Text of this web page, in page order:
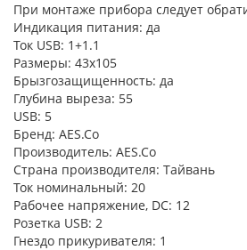
При монтаже прибора следует
Индикация питания: да
Ток USB: 1+1.1
Размеры: 43х105
Брызгозащищенность: да
Глубина выреза: 55
USB: 5
Бренд: AES.Co
Производитель: AES.Co
Страна производителя: Тайвань
Ток номинальный: 20
Рабочее напряжение, DC: 12
Розетка USB: 2
Гнездо прикуривателя: 1